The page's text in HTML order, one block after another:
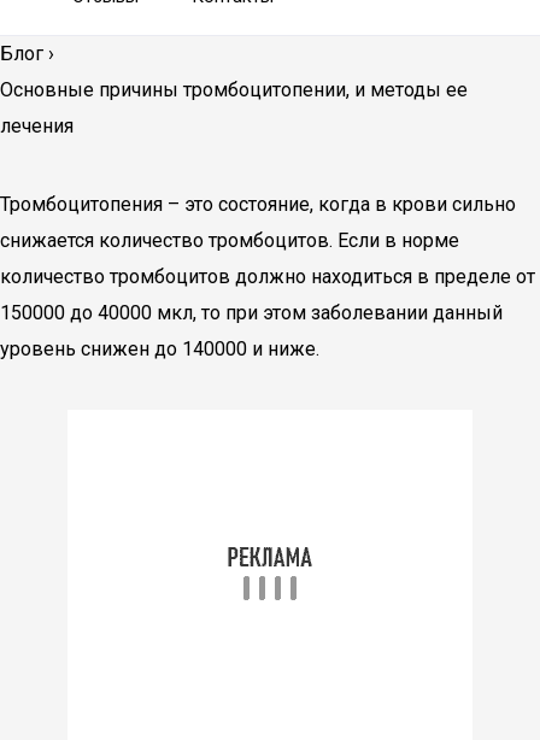
Блог ›
Основные причины тромбоцитопении, и методы ее
лечения
Тромбоцитопения – это состояние, когда в крови сильно
снижается количество тромбоцитов. Если в норме
количество тромбоцитов должно находиться в пределе от
150000 до 40000 мкл, то при этом заболевании данный
уровень снижен до 140000 и ниже.